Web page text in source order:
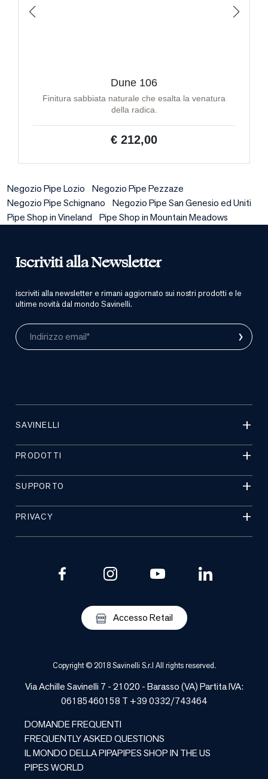
Dune 106
Finitura sabbiata naturale che esalta la venatura
della radica.
€ 212,00
Negozio Pipe Lozio
Negozio Pipe Pezzaze
Negozio Pipe Schignano
Negozio Pipe San Genesio ed Uniti
Pipe Shop in Vineland
Pipe Shop in Mountain Meadows
Iscriviti alla Newsletter
iscriviti alla newsletter e rimani aggiornato sui nostri prodotti e le
ultime novità dal mondo Savinelli.
Indirizzo email* ›
SAVINELLI
PRODOTTI
SUPPORTO
PRIVACY
Accesso Retail
Copyright © 2018 Savinelli S.r.l All rights reserved.
Via Achille Savinelli 7 - 21020 -Barasso(VA) Partita IVA:
06185460158 T +39 0332/743464
DOMANDE FREQUENTI
FREQUENTLY ASKED QUESTIONS
IL MONDO DELLA PIPAPIPES SHOP IN THE US
PIPES WORLD